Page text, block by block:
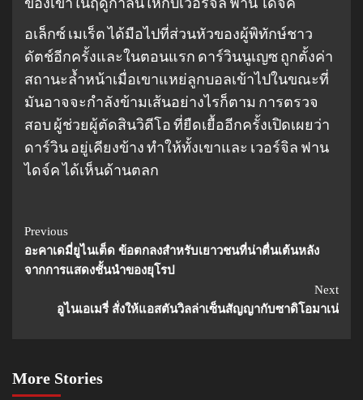
อเล็กซ์ เมเร็ต ได้มือไปที่ส่วนหัวของผู้พิทักษ์ชาว
ดัตช์อีกครั้งและในตอนแรก ดาร์วินนูเญซ ถูกตั้งค่า
สถานะล้ำหน้าเมื่อเขาแหย่ลูกบอลเข้าไปในขณะที่
มันอาจจะกำลังข้ามเส้นอย่างไรก็ตาม การตรวจ
สอบ ผู้ช่วยผู้ตัดสินวิดีโอ ที่ยืดเยื้ออีกครั้งเปิดเผยว่า
ดาร์วิน อยู่เคียงข้าง ทำให้ทั้งเขาและ เวอร์จิล ฟาน
ไดจ์ค ได้เห็นด้านตลก
Continue
Reading
Previous
อะคาเดมี่ยูไนเต็ด ข้อตกลงสำหรับเยาวชนที่น่าตื่นเต้นหลัง
จากการแสดงชั้นนำของยุโรป
Next
อูไนเอเมรี่ สั่งให้แอสตันวิลล่าเซ็นสัญญากับซาดิโอมาเน่
More Stories